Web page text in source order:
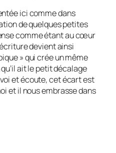
ici comme dans
de quelques petites
comme étant au cœur
devient ainsi
» qui crée un même
ait le petit décalage
et écoute, cet écart est
et il nous embrasse dans